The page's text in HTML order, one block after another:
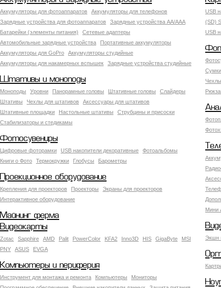
Аккумуляторы для фотоаппаратов
Аккумуляторы для телефонов
Зарядные устройства для фотоаппаратов
Зарядные устройства AA/AAA
Батарейки (элементы питания)
Сетевые адаптеры
Автомобильные зарядные устройства
Портативные аккумуляторы
Аккумуляторы для GoPro
Аккумуляторы студийные
Аккумуляторы для накамерных вспышек
Зарядные устройства студийные
USB
(SD)
USB
Штативы и моноподы
Моноподы Уровни Панорамные головы Штативные головы
Слайдеры
Штативы
Чехлы для штативов
Аксессуары для штативов
Штативные площадки
Настольные штативы
Струбцины и присоски
Стабилизаторы и стедикамы
Фотосувениры
Цифровые фоторамки USB накопители декоративные
Фотоальбомы
Книги о Фото
Термокружки Глобусы Барометры
Мини
Проекционное оборудование
Крепления для проекторов Проекторы
Экраны для проекторов
Интерактивное оборудование
Майнинг ферма
Экшн
Видеокарты
Zotac Sapphire AMD Palit PowerColor KFA2 Inno3D HIS GigaByte
MSI
PNY
ASUS EVGA
Компьютеры и периферия
Инструмент для монтажа и ремонта Компьютеры
Мониторы